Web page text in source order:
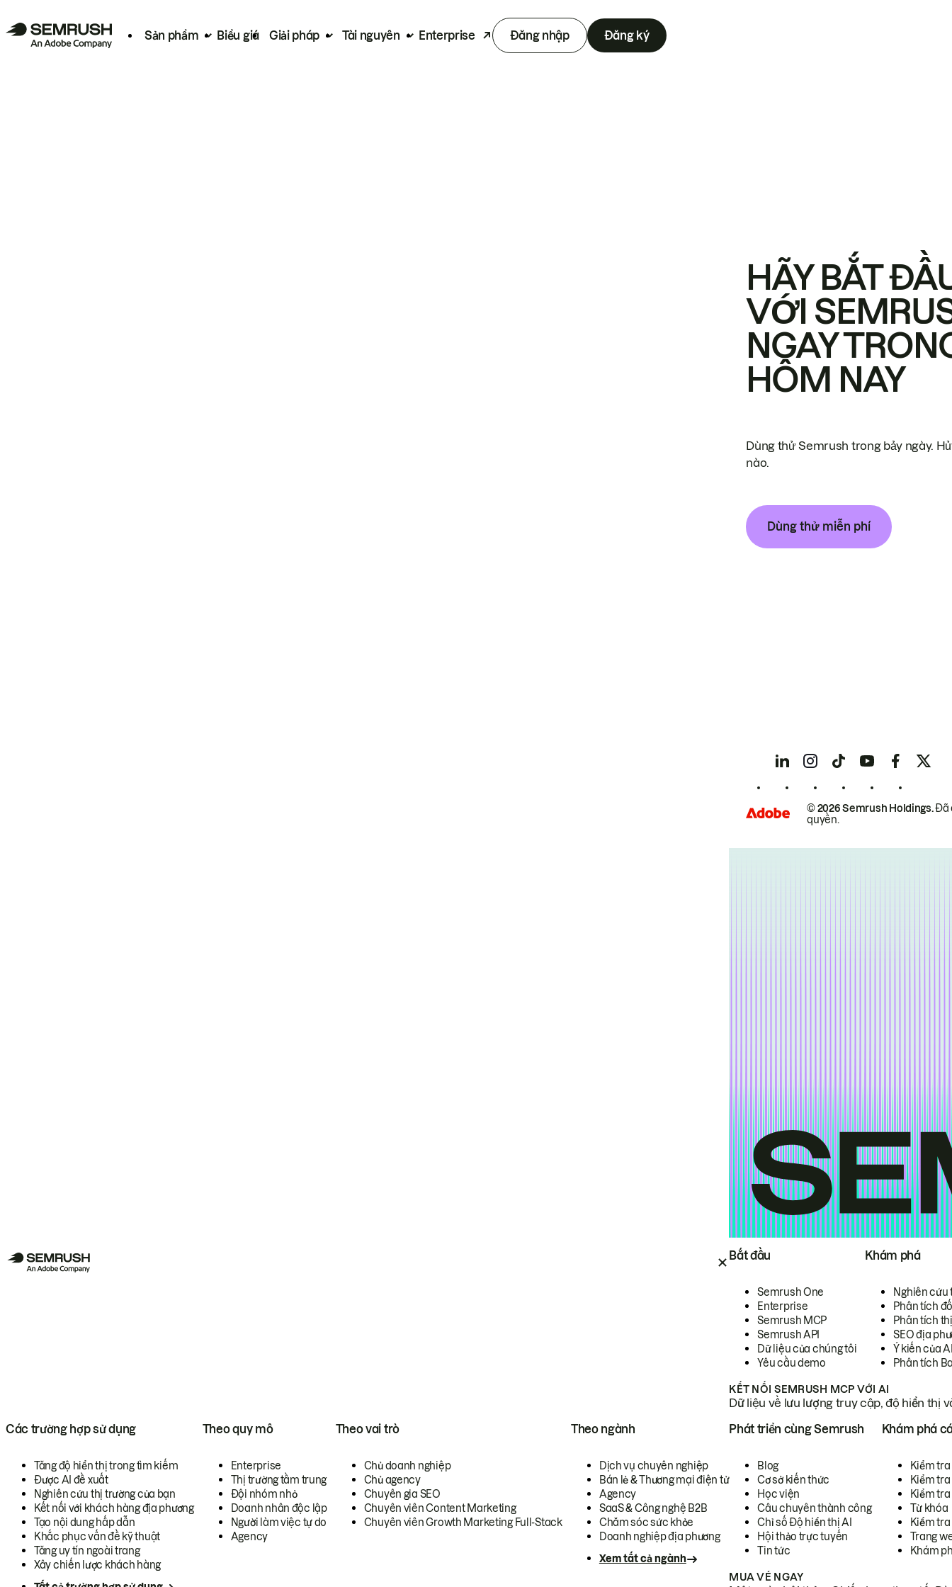
Sản phẩm Biểu giá Giải pháp Tài nguyên Enterprise Đăng nhập Đăng ký
Bắt đầu
Semrush One
Enterprise
Semrush MCP
Semrush API
Dữ liệu của chúng tôi
Yêu cầu demo
Khám phá
Nghiên cứu
Phân tích
Phân tích
SEO địa
Ý kiến của
Phân tích
KẾT NỐI SEMRUSH MCP VỚI AI
Dữ liệu về lưu lượng truy cập, độ hiển thị
Các trường hợp sử dụng
Tăng độ hiển thị trong tìm kiếm
Được AI đề xuất
Nghiên cứu thị trường của bạn
Kết nối với khách hàng địa phương
Tạo nội dung hấp dẫn
Khắc phục vấn đề kỹ thuật
Tăng uy tín ngoài trang
Xây chiến lược khách hàng
Theo quy mô
Enterprise
Thị trường tầm trung
Đội nhóm nhỏ
Doanh nhân độc lập
Người làm việc tự do
Agency
Theo vai trò
Chủ doanh nghiệp
Chủ agency
Chuyên gia SEO
Chuyên viên Content Marketing
Chuyên viên Growth Marketing Full-Stack
Theo ngành
Dịch vụ chuyên nghiệp
Bán lẻ & Thương mại điện tử
Agency
SaaS & Công nghệ B2B
Chăm sóc sức khỏe
Doanh nghiệp địa phương
Xem tất cả ngành
Phát triển cùng Semrush
Blog
Cơ sở kiến thức
Học viện
Câu chuyên thành công
Chỉ số Độ hiển thị AI
Hội thảo trực tuyến
Tin tức
Khám phá
Kiểm
Kiểm tra
Kiểm
Từ khóa
Kiểm
Trang
Khám
MUA VÉ NGAY
HÃY BẮT
VỚI
NGAY
HÔM NAY
Dùng thử Semrush trong bảy ngày.
nào.
Dùng thử miễn phí
© 2026 Semrush Holdings.Đã
quyền.